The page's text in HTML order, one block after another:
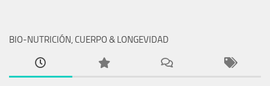
BIO-NUTRICIÓN, CUERPO & LONGEVIDAD